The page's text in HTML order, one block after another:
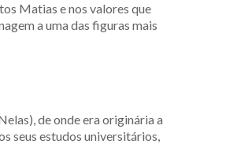
Matias e nos valores que
a uma das figuras mais
de onde era originária a
seus estudos universitários,